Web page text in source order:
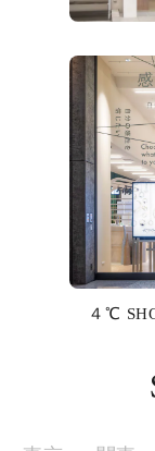
ファッションテイス
着用シーン
４℃